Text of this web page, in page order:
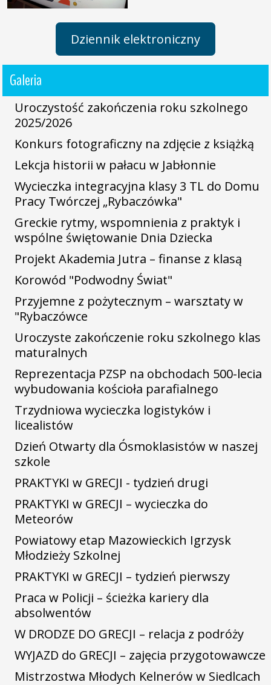
Dziennik elektroniczny
Galeria
Uroczystość zakończenia roku szkolnego
2025/2026
Konkurs fotograficzny na zdjęcie z książką
Lekcja historii w pałacu w Jabłonnie
Wycieczka integracyjna klasy 3 TL do Domu
Pracy Twórczej „Rybaczówka"
Greckie rytmy, wspomnienia z praktyk i
wspólne świętowanie Dnia Dziecka
Projekt Akademia Jutra – finanse z klasą
Korowód "Podwodny Świat"
Przyjemne z pożytecznym – warsztaty w
"Rybaczówce
Uroczyste zakończenie roku szkolnego klas
maturalnych
Reprezentacja PZSP na obchodach 500-lecia
wybudowania kościoła parafialnego
Trzydniowa wycieczka logistyków i
licealistów
Dzień Otwarty dla Ósmoklasistów w naszej
szkole
PRAKTYKI w GRECJI - tydzień drugi
PRAKTYKI w GRECJI – wycieczka do
Meteorów
Powiatowy etap Mazowieckich Igrzysk
Młodzieży Szkolnej
PRAKTYKI w GRECJI – tydzień pierwszy
Praca w Policji – ścieżka kariery dla
absolwentów
W DRODZE DO GRECJI – relacja z podróży
WYJAZD do GRECJI – zajęcia przygotowawcze
Mistrzostwa Młodych Kelnerów w Siedlcach